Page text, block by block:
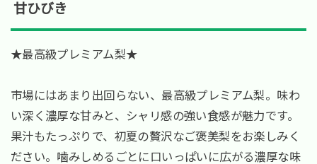
甘ひびき
★最高級プレミアム梨★
市場にはあまり出回らない、最高級プレミアム梨。味わ
い深く濃厚な甘みと、シャリ感の強い食感が魅力です。
果汁もたっぷりで、初夏の贅沢なご褒美梨をお楽しみく
ださい。噛みしめるごとに口いっぱいに広がる濃厚な味